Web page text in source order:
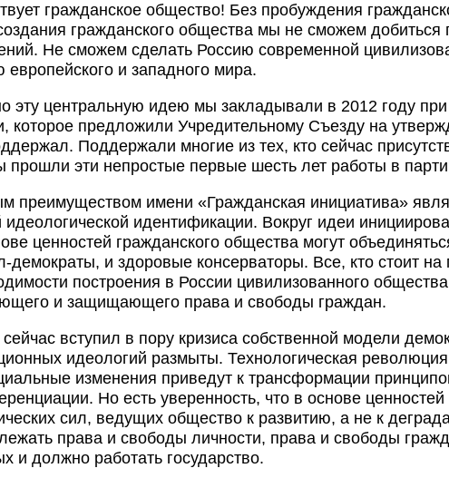
гражданское общество! Без пробуждения
гражданского общества мы не сможем добиться
Не сможем сделать Россию современной
европейского и западного мира.
эту центральную идею мы закладывали в 2012 году
которое предложили Учредительному Съезду на
Поддержали многие из тех, кто сейчас
прошли эти непростые первые шесть лет работы в
преимуществом имени «Гражданская инициатива»
идеологической идентификации. Вокруг идеи
ценностей гражданского общества могут
демократы, и здоровые консерваторы. Все, кто стоит на
построения в России цивилизованного общества
и защищающего права и свободы граждан.
вступил в пору кризиса собственной модели
идеологий размыты. Технологическая
изменения приведут к трансформации
Но есть уверенность, что в основе
сил, ведущих общество к развитию, а не к
права и свободы личности, права и свободы
и должно работать государство.